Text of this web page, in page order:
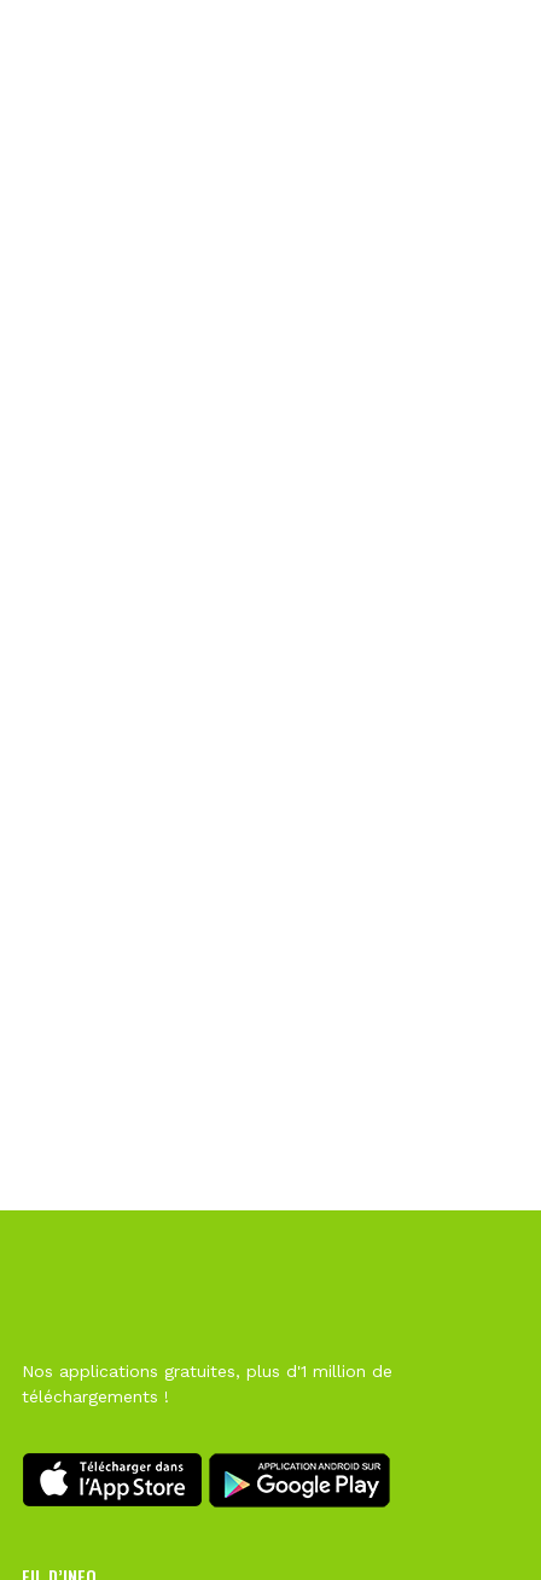
Nos applications gratuites, plus d'1 million de
téléchargements !